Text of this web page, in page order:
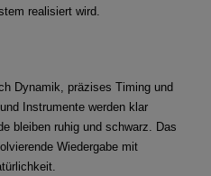
realisiert wird.
Dynamik, präzises Timing und
Instrumente werden klar
bleiben ruhig und schwarz. Das
Wiedergabe mit